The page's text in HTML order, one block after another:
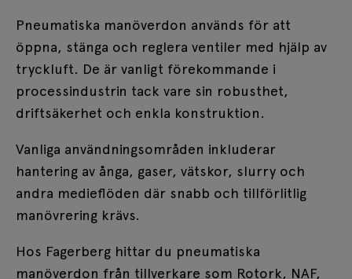
Pneumatiska manöverdon används för att
öppna, stänga och reglera ventiler med hjälp av
tryckluft. De är vanligt förekommande i
processindustrin tack vare sin robusthet,
driftsäkerhet och enkla konstruktion.
Vanliga användningsområden inkluderar
hantering av ånga, gaser, vätskor, slurry och
andra medieflöden där snabb och tillförlitlig
manövrering krävs.
Hos Fagerberg hittar du pneumatiska
manöverdon från tillverkare som Rotork, NAF,